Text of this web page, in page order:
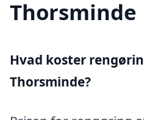
Thorsminde
Hvad koster
Thorsminde?